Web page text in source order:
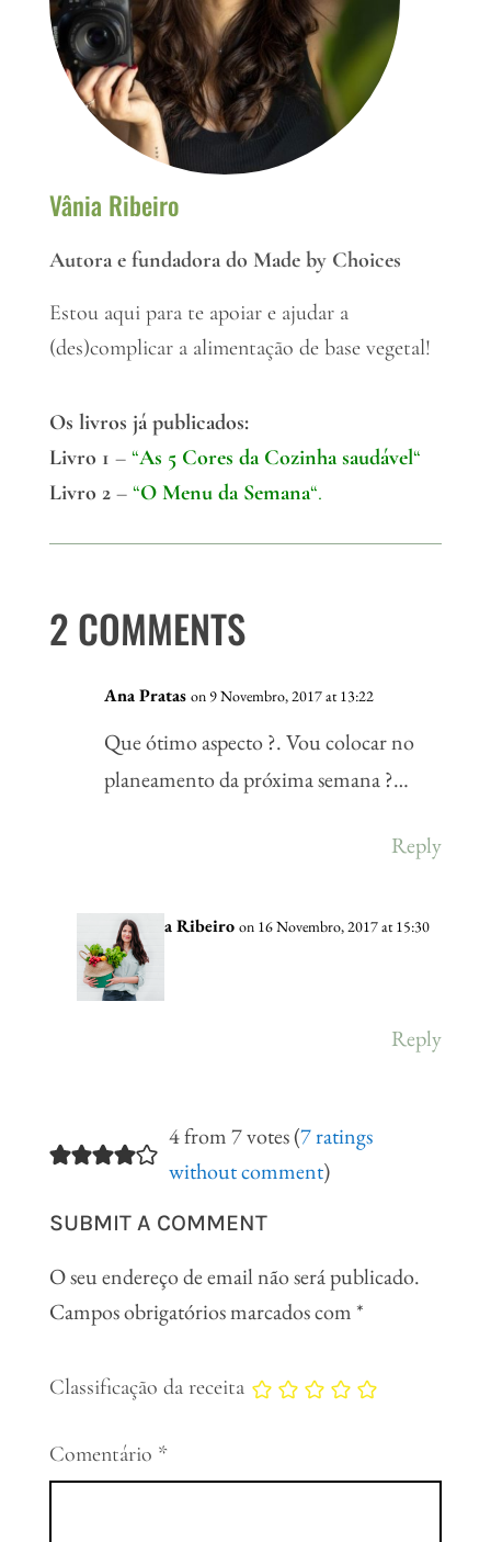
Vânia Ribeiro
Autora e fundadora do Made by Choices
Estou aqui para te apoiar e ajudar a
(des)complicar a alimentação de base vegetal!
Os livros já publicados:
Livro 1 – “As 5 Cores da Cozinha saudável“
Livro 2– “O Menu da Semana“.
2 COMMENTS
Ana Pratas on 9 Novembro, 2017 at 13:22
Que ótimo aspecto ?. Vou colocar no
planeamento da próxima semana ?…
Reply
Vânia Ribeiro on 16 Novembro, 2017 at 15:30
🙂
Reply
4 from 7 votes (7 ratings
without comment)
SUBMIT A COMMENT
O seu endereço de email não será publicado.
Campos obrigatórios marcados com*
Classificação da receita
Comentário *